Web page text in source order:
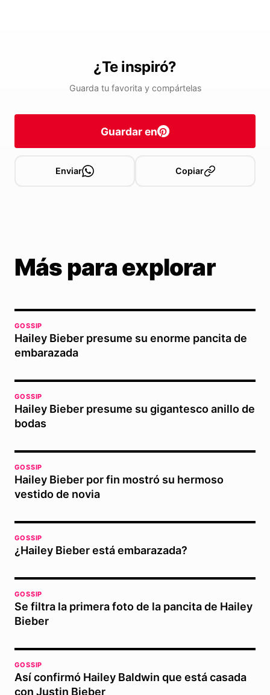
¿Te inspiró?
Guarda tu favorita y compártelas
Guardar en
Enviar Copiar
Más para explorar
GOSSIP
Hailey Bieber presume su enorme pancita de
embarazada
GOSSIP
Hailey Bieber presume su gigantesco anillo de
bodas
GOSSIP
Hailey Bieber por fin mostró su hermoso
vestido de novia
GOSSIP
¿Hailey Bieber está embarazada?
GOSSIP
Se filtra la primera foto de la pancita de Hailey
Bieber
GOSSIP
Así confirmó Hailey Baldwin que está casada
con Justin Bieber